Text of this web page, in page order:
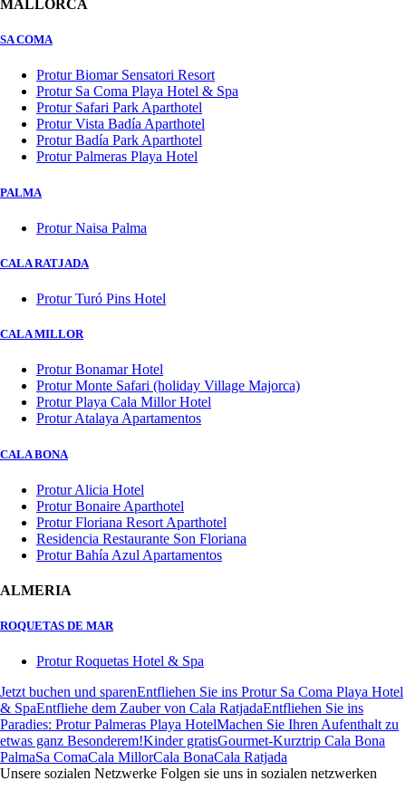
MALLORCA
SA COMA
Protur Biomar Sensatori Resort
Protur Sa Coma Playa Hotel & Spa
Protur Safari Park Aparthotel
Protur Vista Badía Aparthotel
Protur Badía Park Aparthotel
Protur Palmeras Playa Hotel
PALMA
Protur Naisa Palma
CALA RATJADA
Protur Turó Pins Hotel
CALA MILLOR
Protur Bonamar Hotel
Protur Monte Safari (holiday Village Majorca)
Protur Playa Cala Millor Hotel
Protur Atalaya Apartamentos
CALA BONA
Protur Alicia Hotel
Protur Bonaire Aparthotel
Protur Floriana Resort Aparthotel
Residencia Restaurante Son Floriana
Protur Bahía Azul Apartamentos
ALMERIA
ROQUETAS DE MAR
Protur Roquetas Hotel & Spa
Jetzt buchen und sparenEntfliehen Sie ins Protur Sa Coma Playa Hotel
& SpaEntfliehe dem Zauber von Cala RatjadaEntfliehen Sie ins
Paradies: Protur Palmeras Playa HotelMachen Sie Ihren Aufenthalt zu
etwas ganz Besonderem!Kinder gratisGourmet-Kurztrip Cala Bona
PalmaSa ComaCala MillorCala BonaCala Ratjada
Unsere sozialen Netzwerke Folgen sie uns in sozialen netzwerken